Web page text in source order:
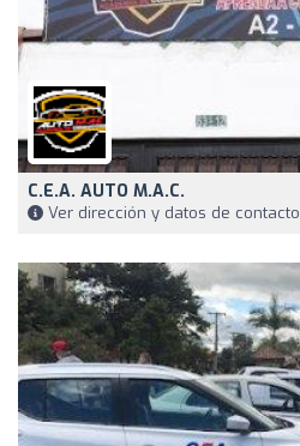
C.E.A. AUTO M.A.C.
Ver dirección y datos de contacto